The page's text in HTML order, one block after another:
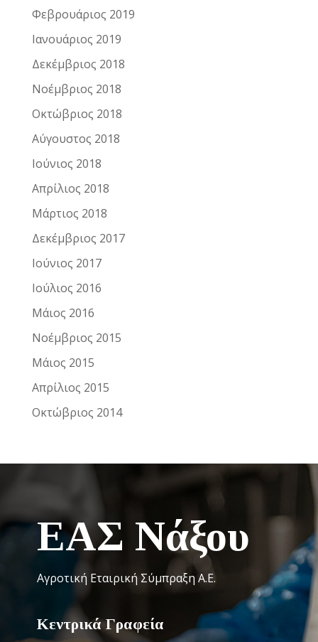
Φεβρουάριος 2019
Ιανουάριος 2019
Δεκέμβριος 2018
Νοέμβριος 2018
Οκτώβριος 2018
Αύγουστος 2018
Ιούνιος 2018
Απρίλιος 2018
Μάρτιος 2018
Δεκέμβριος 2017
Ιούνιος 2017
Ιούλιος 2016
Μάιος 2016
Νοέμβριος 2015
Μάιος 2015
Απρίλιος 2015
Οκτώβριος 2014
ΕΑΣ Νάξου
Αγροτική Εταιρική Σύμπραξη Α.Ε.
Κεντρικά Γραφεία